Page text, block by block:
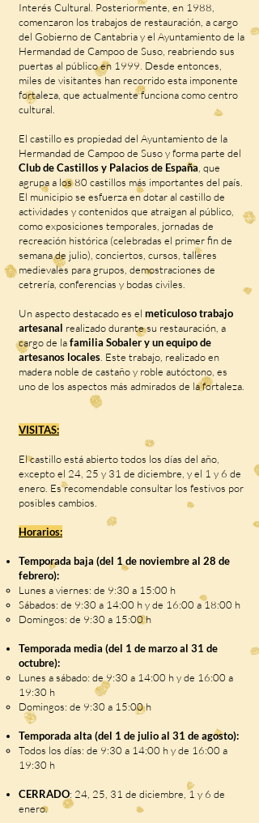
Interés Cultural. Posteriormente, en 1988,
comenzaron los trabajos de restauración, a cargo
del Gobierno de Cantabria y el Ayuntamiento de la
Hermandad de Campoo de Suso, reabriendo sus
puertas al público en 1999. Desde entonces,
miles de visitantes han recorrido esta imponente
fortaleza, que actualmente funciona como centro
cultural.
El castillo es propiedad del Ayuntamiento de la
Hermandad de Campoo de Suso y forma parte del
Club de Castillos y Palacios de España , que
agrupa a los 80 castillos más importantes del país.
El municipio se esfuerza en dotar al castillo de
actividades y contenidos que atraigan al público,
como exposiciones temporales, jornadas de
recreación histórica (celebradas el primer fin de
semana de julio), conciertos, cursos, talleres
medievales para grupos, demostraciones de
cetrería, conferencias y bodas civiles.
Un aspecto destacado es el meticuloso trabajo
artesanal realizado durante su restauración, a
cargo de lafamilia Sobaler y un equipo de
artesanos locales . Este trabajo, realizado en
madera noble de castaño y roble autóctono, es
uno de los aspectos más admirados de la fortaleza.
VISITAS:
El castillo está abierto todos los días del año,
excepto el 24, 25 y 31 de diciembre, y el 1 y 6 de
enero. Es recomendable consultar los festivos por
posibles cambios.
Horarios:
Temporada baja (del 1 de noviembre al 28 de
febrero):
Lunes a viernes: de 9:30 a 15:00 h
Sábados: de 9:30 a 14:00 h y de 16:00 a 18:00 h
Domingos: de 9:30 a 15:00 h
Temporada media (del 1 de marzo al 31 de
octubre):
Lunes a sábado: de 9:30 a 14:00 h y de 16:00 a
19:30 h
Domingos: de 9:30 a 15:00 h
Temporada alta (del 1 de julio al 31 de agosto):
Todos los días: de 9:30 a 14:00 h y de 16:00 a
19:30 h
CERRADO: 24, 25, 31 de diciembre, 1 y 6 de
enero.